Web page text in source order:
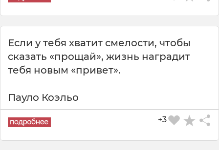
Если у тебя хватит смелости, чтобы
сказать «прощай», жизнь наградит
тебя новым «привет».
Пауло Коэльо
+3